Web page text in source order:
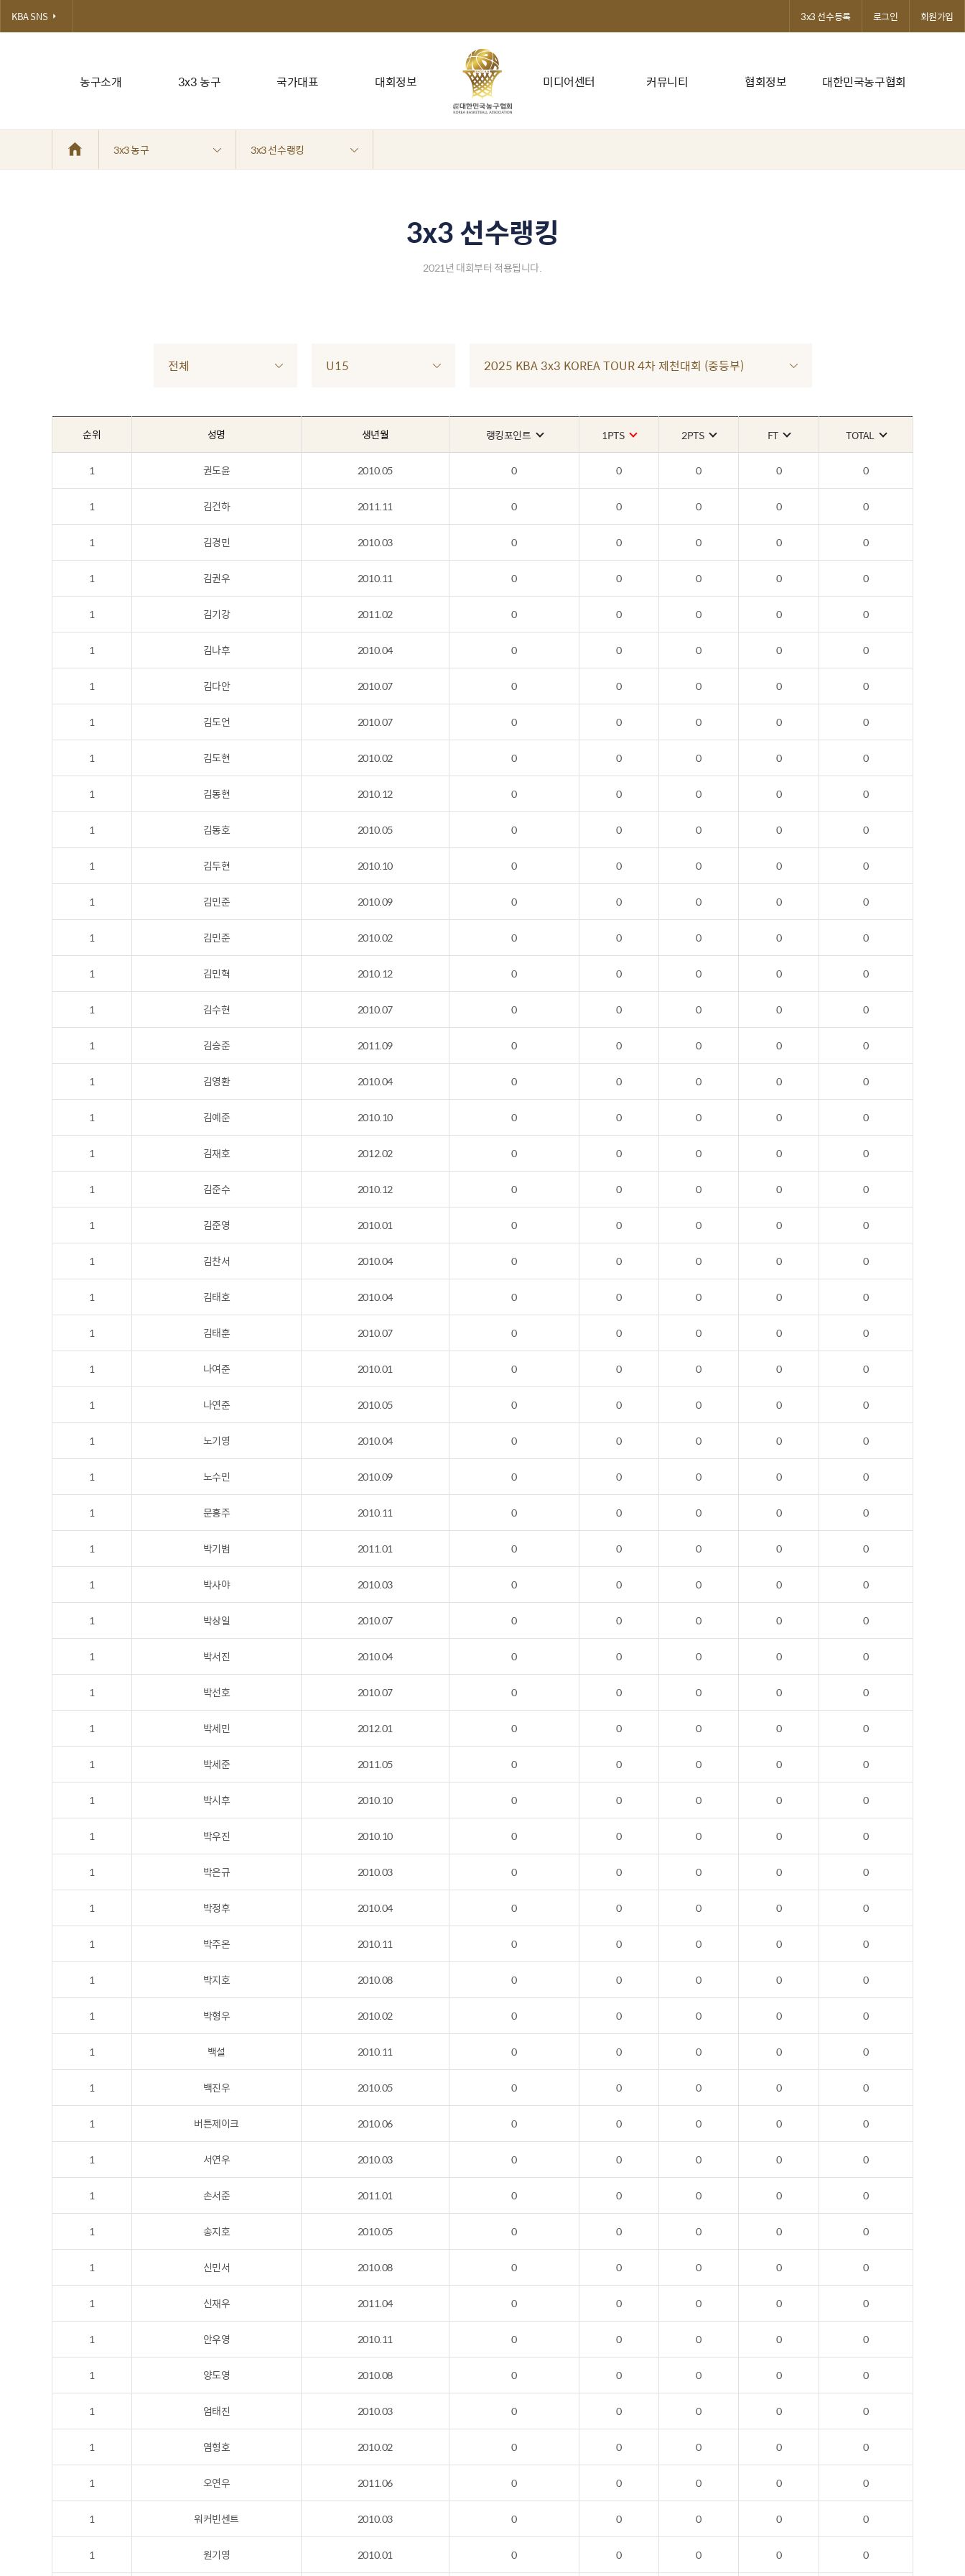
농구소개 3x3 농구 국가대표 대회정보 미디어센터 커뮤니티 협회정보 대한민국농구협회
KBA SNS 3x3 선수등록 로그인 회원가입
3x3 농구 3x3 선수랭킹
3x3 선수랭킹
2021년 대회부터 적용됩니다.
전체 U15 2025 KBA 3x3 KOREA TOUR 4차 제천대회 (중등부)
순위 성명 생년월 랭킹포인트 1PTS 2PTS FT TOTAL
1 권도윤 2010.05 0 0 0 0 0
1 김건하 2011.11 0 0 0 0 0
1 김경민 2010.03 0 0 0 0 0
1 김권우 2010.11 0 0 0 0 0
1 김기강 2011.02 0 0 0 0 0
1 김나후 2010.04 0 0 0 0 0
1 김다안 2010.07 0 0 0 0 0
1 김도언 2010.07 0 0 0 0 0
1 김도현 2010.02 0 0 0 0 0
1 김동현 2010.12 0 0 0 0 0
1 김동호 2010.05 0 0 0 0 0
1 김두현 2010.10 0 0 0 0 0
1 김민준 2010.09 0 0 0 0 0
1 김민준 2010.02 0 0 0 0 0
1 김민혁 2010.12 0 0 0 0 0
1 김수현 2010.07 0 0 0 0 0
1 김승준 2011.09 0 0 0 0 0
1 김영환 2010.04 0 0 0 0 0
1 김예준 2010.10 0 0 0 0 0
1 김재호 2012.02 0 0 0 0 0
1 김준수 2010.12 0 0 0 0 0
1 김준영 2010.01 0 0 0 0 0
1 김찬서 2010.04 0 0 0 0 0
1 김태호 2010.04 0 0 0 0 0
1 김태훈 2010.07 0 0 0 0 0
1 나여준 2010.01 0 0 0 0 0
1 나연준 2010.05 0 0 0 0 0
1 노기영 2010.04 0 0 0 0 0
1 노수민 2010.09 0 0 0 0 0
1 문홍주 2010.11 0 0 0 0 0
1 박기범 2011.01 0 0 0 0 0
1 박사야 2010.03 0 0 0 0 0
1 박상일 2010.07 0 0 0 0 0
1 박서진 2010.04 0 0 0 0 0
1 박선호 2010.07 0 0 0 0 0
1 박세민 2012.01 0 0 0 0 0
1 박세준 2011.05 0 0 0 0 0
1 박시후 2010.10 0 0 0 0 0
1 박우진 2010.10 0 0 0 0 0
1 박은규 2010.03 0 0 0 0 0
1 박정후 2010.04 0 0 0 0 0
1 박주온 2010.11 0 0 0 0 0
1 박지호 2010.08 0 0 0 0 0
1 박형우 2010.02 0 0 0 0 0
1 백설 2010.11 0 0 0 0 0
1 백진우 2010.05 0 0 0 0 0
1 버튼제이크 2010.06 0 0 0 0 0
1 서연우 2010.03 0 0 0 0 0
1 손서준 2011.01 0 0 0 0 0
1 송지호 2010.05 0 0 0 0 0
1 신민서 2010.08 0 0 0 0 0
1 신재우 2011.04 0 0 0 0 0
1 안우영 2010.11 0 0 0 0 0
1 양도영 2010.08 0 0 0 0 0
1 엄태진 2010.03 0 0 0 0 0
1 염형호 2010.02 0 0 0 0 0
1 오연우 2011.06 0 0 0 0 0
1 워커빈센트 2010.03 0 0 0 0 0
1 원기영 2010.01 0 0 0 0 0